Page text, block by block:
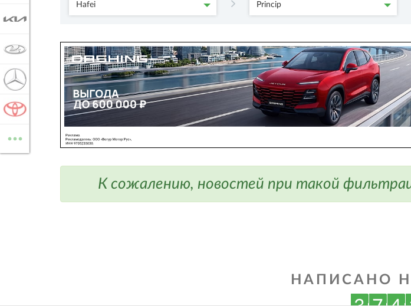
Hafei Princip
К сожалению, новостей при такой
НАПИСАНО
MERCEDES-BENZ
... ВСЕ МАРКИ